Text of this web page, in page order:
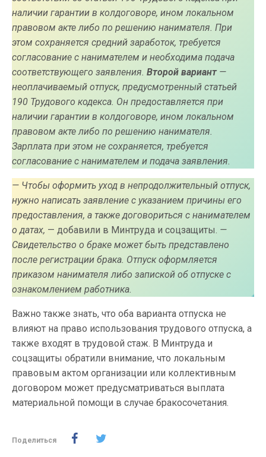
наличии гарантии в колдоговоре, ином локальном
правовом акте либо по решению нанимателя. При
этом сохраняется средний заработок, требуется
согласование с нанимателем и необходима подача
соответствующего заявления. Второй вариант—
неоплачиваемый отпуск, предусмотренный статьей
190 Трудового кодекса. Он предоставляется при
наличии гарантии в колдоговоре, ином локальном
правовом акте либо по решению нанимателя.
Зарплата при этом не сохраняется, требуется
согласование с нанимателем и подача заявления.
— Чтобы оформить уход в непродолжительный отпуск,
нужно написать заявление с указанием причины его
предоставления, а также договориться с нанимателем
о датах, — добавили в Минтруда и соцзащиты. —
Свидетельство о браке может быть представлено
после регистрации брака. Отпуск оформляется
приказом нанимателя либо запиской об отпуске с
ознакомлением работника.
Важно также знать, что оба варианта отпуска не
влияют на право использования трудового отпуска, а
также входят в трудовой стаж. В Минтруда и
соцзащиты обратили внимание, что локальным
правовым актом организации или коллективным
договором может предусматриваться выплата
материальной помощи в случае бракосочетания.
Поделиться